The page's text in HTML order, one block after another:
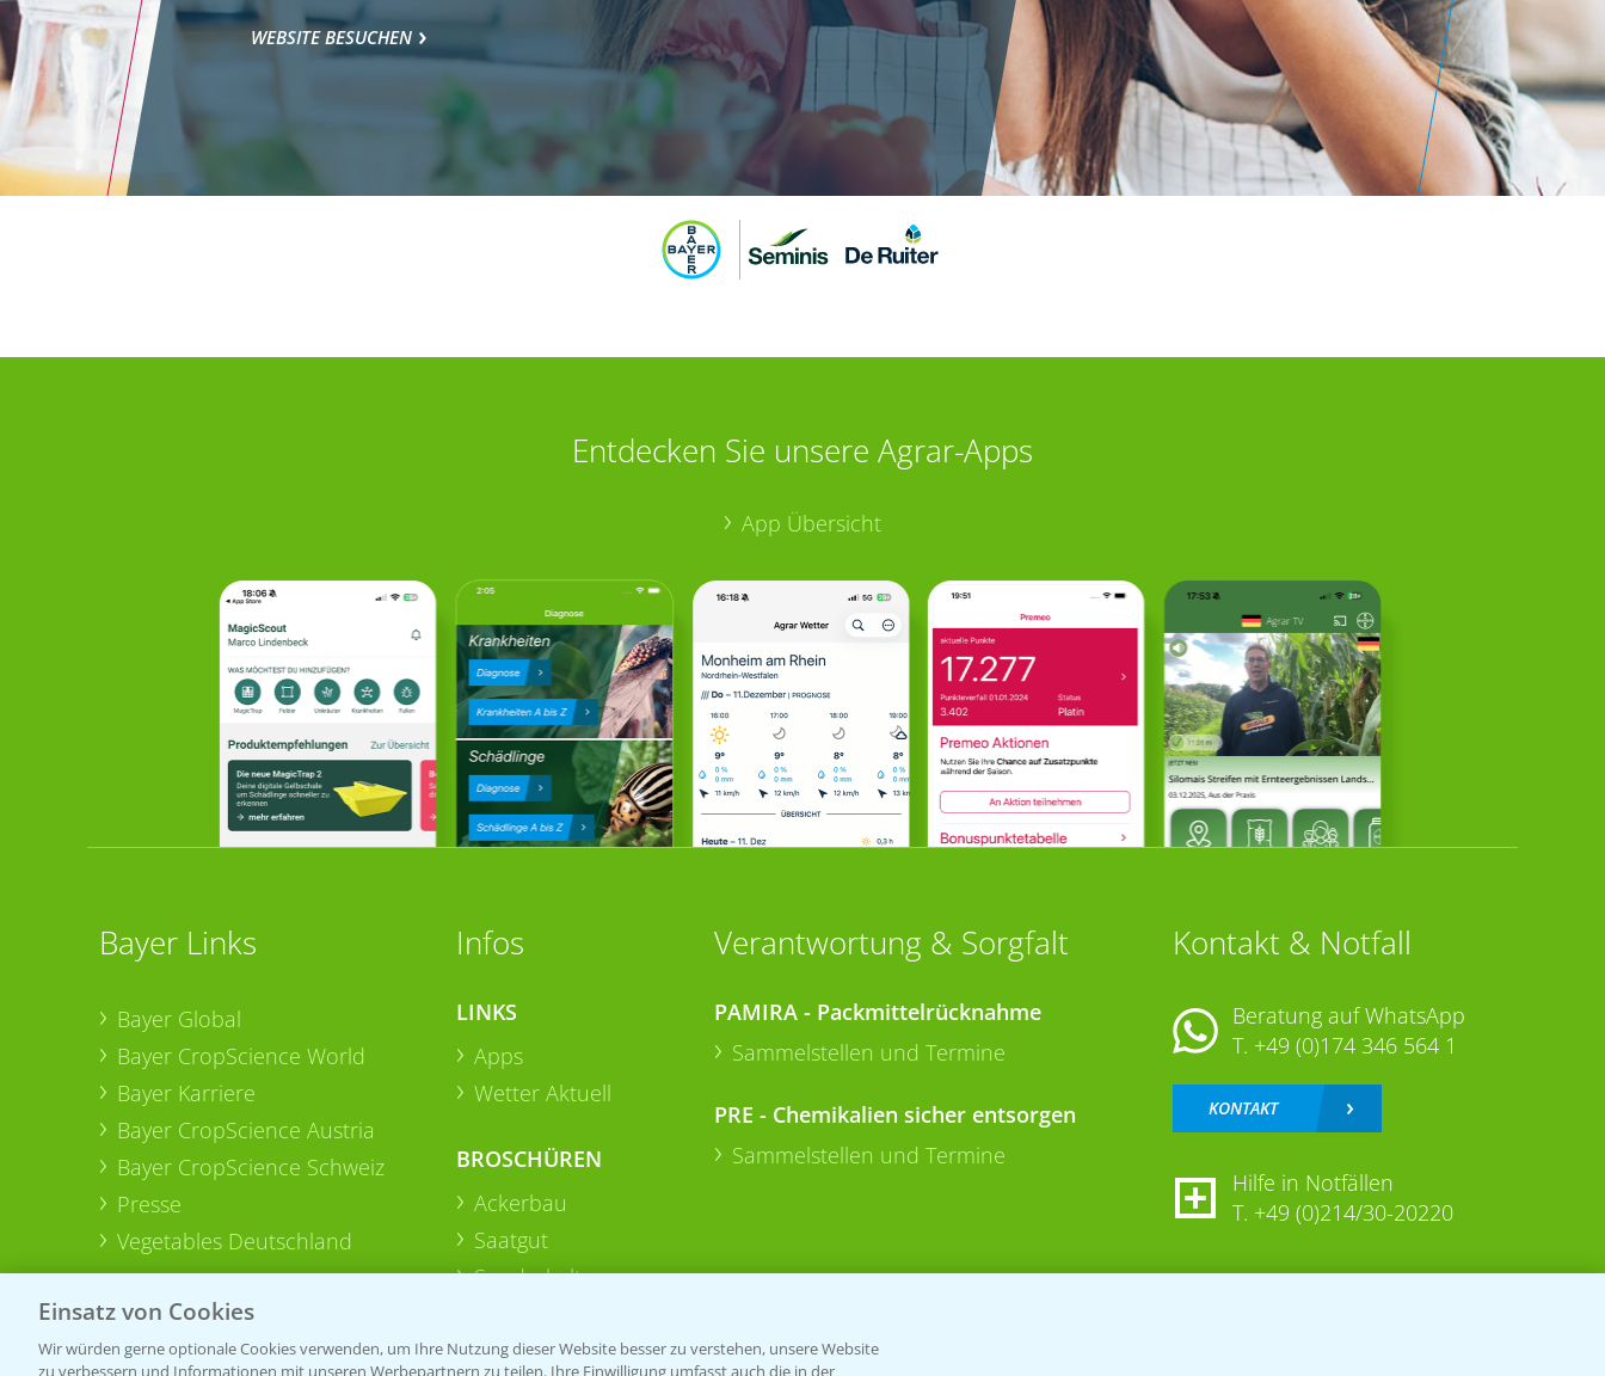
WEBSITE BESUCHEN
Entdecken Sie unsere Agrar-Apps
App Übersicht
Bayer Links
Bayer Global
Bayer CropScience World
Bayer Karriere
Bayer CropScience Austria
Bayer CropScience Schweiz
Presse
Vegetables Deutschland
Infos
LINKS
Apps
Wetter Aktuell
BROSCHÜREN
Ackerbau
Saatgut
Sonderkulturen
Verantwortung & Sorgfalt
PAMIRA - Packmittelrücknahme
Sammelstellen und Termine
PRE - Chemikalien sicher entsorgen
Sammelstellen und Termine
Kontakt & Notfall
Beratung auf WhatsApp
T. +49 (0)174 346 564 1
KONTAKT
Hilfe in Notfällen
T. +49 (0)214/30-20220
Einsatz von Cookies
Wir würden gerne optionale Cookies verwenden, um Ihre Nutzung dieser Website besser zu verstehen, unsere Website
zu verbessern und Informationen mit unseren Werbepartnern zu teilen. Ihre Einwilligung umfasst auch die in der